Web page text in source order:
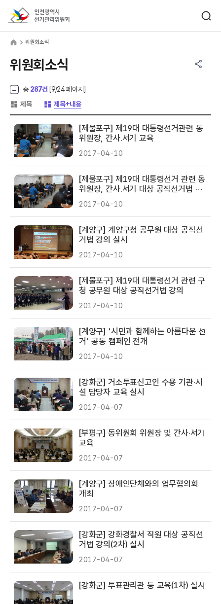
위원회소식
위원회소식
총 287건 [9/24 페이지]
제목 제목+내용
[제물포구] 제19대 대통령선거관련 동
위원장, 간사.서기 교육
2017-04-10
[제물포구] 제19대 대통령선거 관련 동
위원장, 간사.서기 대상 공직선거법 교
육
2017-04-10
[계양구] 계양구청 공무원 대상 공직선
거법 강의 실시
2017-04-10
[제물포구] 제19대 대통령선거 관련 구
청 공무원 대상 공직선거법 강의
2017-04-10
[계양구] '시민과 함께하는 아름다운 선
거' 공동 캠페인 전개
2017-04-10
[강화군] 거소투표신고인 수용 기관·시
설 담당자 교육 실시
2017-04-07
[부평구] 동위원회 위원장 및 간사·서기
교육
2017-04-07
[계양구] 장애인단체와의 업무협의회
개최
2017-04-07
[강화군] 강화경찰서 직원 대상 공직선
거법 강의(2차) 실시
2017-04-07
[강화군] 투표관리관 등 교육(1차) 실시